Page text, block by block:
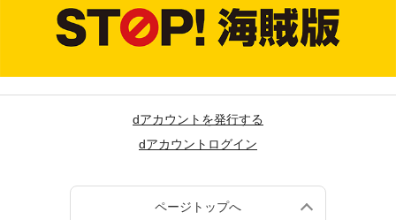
dアカウントを発行する
dアカウントログイン
ページトップへ